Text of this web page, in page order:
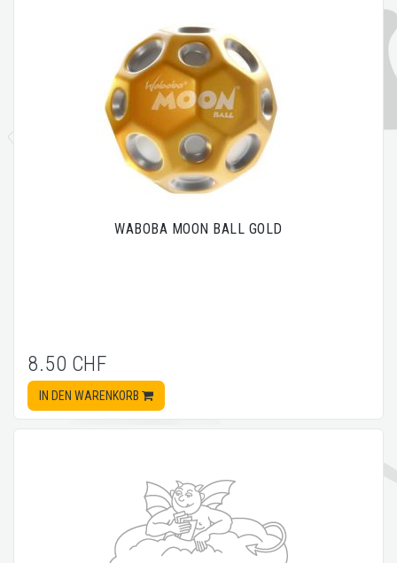
WABOBA MOON BALL GOLD
8.50 CHF
IN DEN WARENKORB